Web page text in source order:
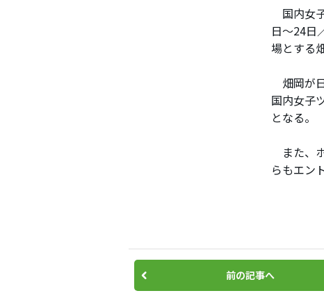
国内女
日～24日
場とする
畑岡が
国内女子
となる。
また、
らもエン
前の記事へ